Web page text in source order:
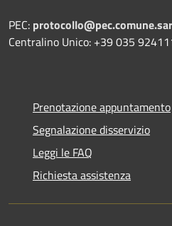
PEC:
Centralino Unico: +39 035
Prenotazione appuntamento
Segnalazione disservizio
Leggi le FAQ
Richiesta assistenza